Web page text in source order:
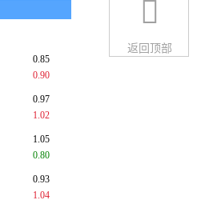
0.85
0.90
0.97
1.02
1.05
0.80
0.93
1.04
返回顶部